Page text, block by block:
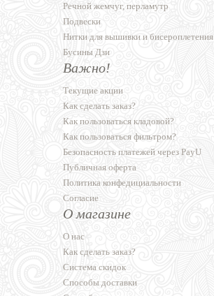
Речной жемчуг, перламутр
Подвески
Нитки для вышивки и бисероплетения
Бусины Дзи
Важно!
Текущие акции
Как сделать заказ?
Как пользоваться кладовой?
Как пользоваться фильтром?
Безопасность платежей через PayU
Публичная оферта
Политика конфедициальности
Согласие
О магазине
О нас
Как сделать заказ?
Система скидок
Способы доставки